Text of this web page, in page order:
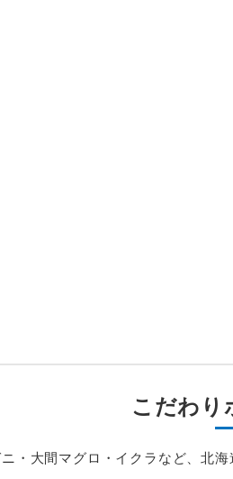
こだわり
・大間マグロ・イクラなど、北